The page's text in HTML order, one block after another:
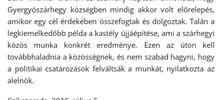
Gyergyószárhegy községben mindig akkor volt előrelepés,
amikor egy cél érdekében összefogtak és dolgoztak. Talán a
legkiemelkedőbb példa a kastély újjáépítése, ami a szárhegyi
közös munka konkrét eredménye. Ezen az úton kell
továbbhaladnia a közösségnek, és nem szabad hagyni, hogy
a politikai csatározások felváltsák a munkát, nyilatkozta az
alelnök.